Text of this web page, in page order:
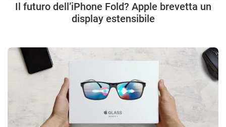
Il futuro dell’iPhone Fold? Apple brevetta un
display estensibile